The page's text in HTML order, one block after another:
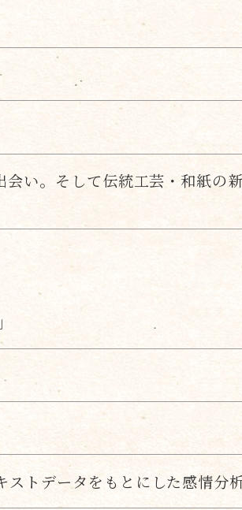
い。そして伝統工芸・和紙の
トデータをもとにした感情分